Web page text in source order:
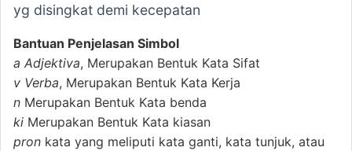
yg disingkat demi kecepatan
Bantuan Penjelasan Simbol
a Adjektiva, Merupakan Bentuk Kata Sifat
v Verba, Merupakan Bentuk Kata Kerja
n Merupakan Bentuk Kata benda
ki Merupakan Bentuk Kata kiasan
pron kata yang meliputi kata ganti, kata tunjuk, atau